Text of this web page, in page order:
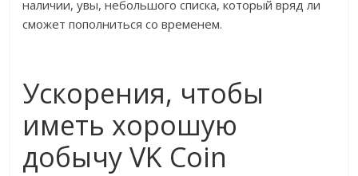
наличии, увы, небольшого списка, который вряд ли
сможет пополниться со временем.
Ускорения, чтобы
иметь хорошую
добычу VK Coin